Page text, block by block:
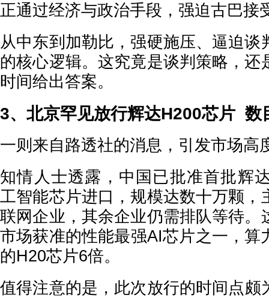
正通过经济与政治手段，强迫古巴接
从中东到加勒比，强硬施压、逼迫谈
的核心逻辑。这究竟是谈判策略，还
时间给出答案。
3、北京罕见放行辉达H200芯片 数
一则来自路透社的消息，引发市场高
知情人士透露，中国已批准首批辉
工智能芯片进口，规模达数十万颗，
联网企业，其余企业仍需排队等待。
市场获准的性能最强AI芯片之一，算
的H20芯片6倍。
值得注意的是，此次放行的时间点